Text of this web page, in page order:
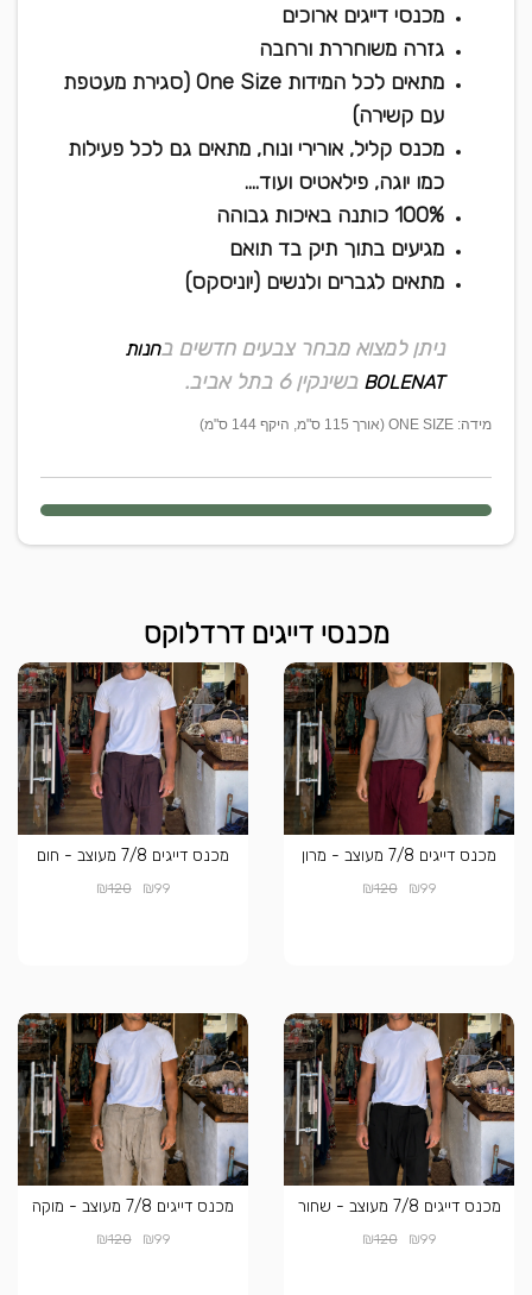
מכנסי דייגים ארוכים
גזרה משוחררת ורחבה
מתאים לכל המידות One Size (סגירת מעטפת
עם קשירה)
מכנס קליל, אורירי ונוח, מתאים גם לכל פעילות
כמו יוגה, פילאטיס ועוד....
100% כותנה באיכות גבוהה
מגיעים בתוך תיק בד תואם
מתאים לגברים ולנשים (יוניסקס)
ניתן למצוא מבחר צבעים חדשים בחנות
BOLENAT בשינקין 6 בתל אביב.
מידה: ONE SIZE (אורך 115 ס"מ, היקף 144 ס"מ)
מכנסי דייגים דרדלוקס
מכנס דייגים 7/8 מעוצב - מרון
₪99
₪120
מכנס דייגים 7/8 מעוצב - חום
₪99
₪120
מכנס דייגים 7/8 מעוצב - שחור
₪99
₪120
מכנס דייגים 7/8 מעוצב - מוקה
₪99
₪120